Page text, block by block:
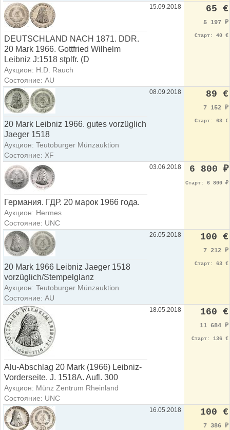
DEUTSCHLAND NACH 1871. DDR.
20 Mark 1966. Gottfried Wilhelm
Leibniz J:1518 stplfr. (D
Аукцион: H.D. Rauch
Состояние: AU
15.09.2018 65 €
5 197 ₽
Старт: 40 €
20 Mark Leibniz 1966. gutes vorzüglich
Jaeger 1518
Аукцион: Teutoburger Münzauktion
Состояние: XF
08.09.2018 89 €
7 152 ₽
Старт: 63 €
Германия. ГДР. 20 марок 1966 года.
Аукцион: Hermes
Состояние: UNC
03.06.2018 6 800 ₽
Старт: 6 800 ₽
20 Mark 1966 Leibniz Jaeger 1518
vorzüglich/Stempelglanz
Аукцион: Teutoburger Münzauktion
Состояние: AU
26.05.2018 100 €
7 212 ₽
Старт: 63 €
Alu-Abschlag 20 Mark (1966) Leibniz-
Vorderseite. J. 1518A. Aufl. 300
Аукцион: Münz Zentrum Rheinland
Состояние: UNC
18.05.2018 160 €
11 684 ₽
Старт: 136 €
16.05.2018 100 €
7 386 ₽